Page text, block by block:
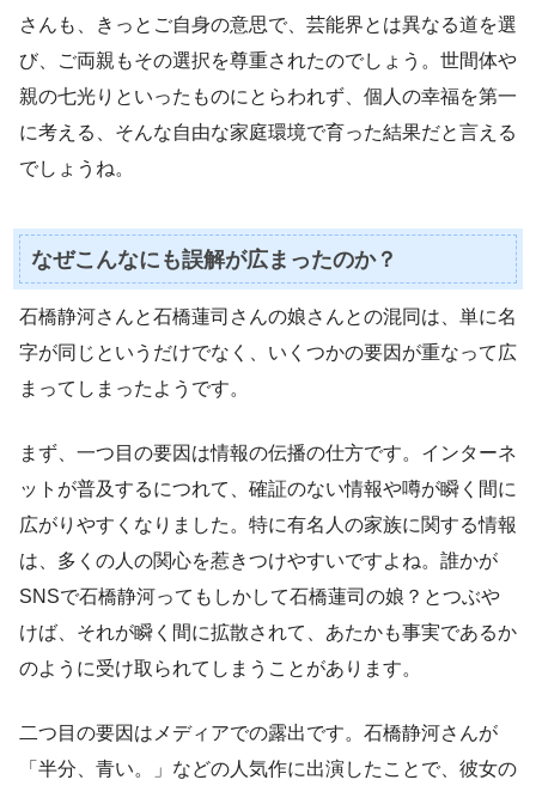
さんも、きっとご自身の意思で、芸能界とは異なる道を選
び、ご両親もその選択を尊重されたのでしょう。世間体や
親の七光りといったものにとらわれず、個人の幸福を第一
に考える、そんな自由な家庭環境で育った結果だと言える
でしょうね。
なぜこんなにも誤解が広まったのか？
石橋静河さんと石橋蓮司さんの娘さんとの混同は、単に名
字が同じというだけでなく、いくつかの要因が重なって広
まってしまったようです。
まず、一つ目の要因は情報の伝播の仕方です。インターネ
ットが普及するにつれて、確証のない情報や噂が瞬く間に
広がりやすくなりました。特に有名人の家族に関する情報
は、多くの人の関心を惹きつけやすいですよね。誰かが
SNSで石橋静河ってもしかして石橋蓮司の娘？とつぶや
けば、それが瞬く間に拡散されて、あたかも事実であるか
のように受け取られてしまうことがあります。
二つ目の要因はメディアでの露出です。石橋静河さんが
「半分、青い。」などの人気作に出演したことで、彼女の